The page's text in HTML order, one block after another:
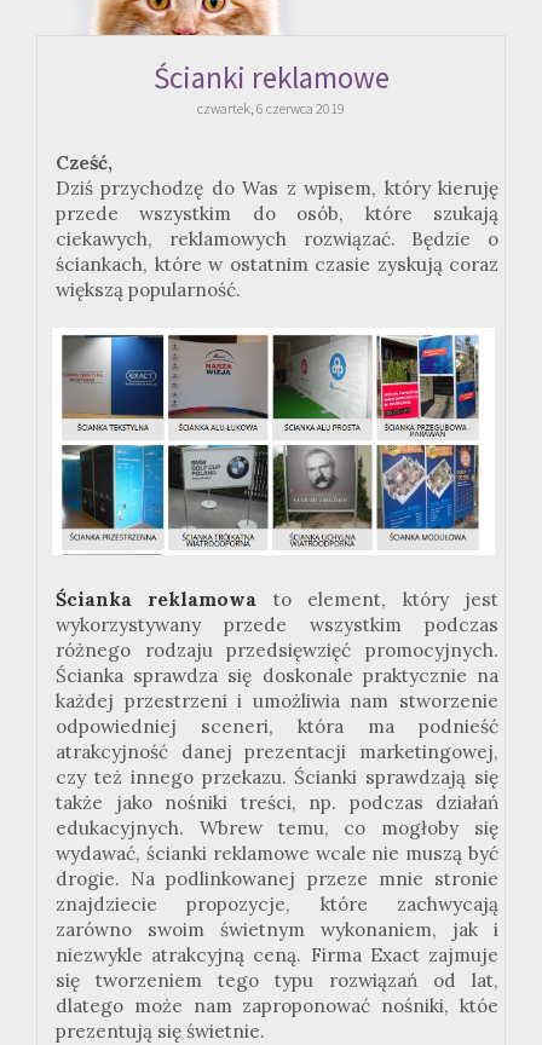
Ścianki reklamowe
czwartek, 6 czerwca 2019
Cześć,
Dziś przychodzę do Was z wpisem, który kieruję
przede wszystkim do osób, które szukają
ciekawych, reklamowych rozwiązać. Będzie o
ściankach, które w ostatnim czasie zyskują coraz
większą popularność.
Ścianka reklamowa to element, który jest
wykorzystywany przede wszystkim podczas
różnego rodzaju przedsięwzięć promocyjnych.
Ścianka sprawdza się doskonale praktycznie na
każdej przestrzeni i umożliwia nam stworzenie
odpowiedniej sceneri, która ma podnieść
atrakcyjność danej prezentacji marketingowej,
czy też innego przekazu. Ścianki sprawdzają się
także jako nośniki treści, np. podczas działań
edukacyjnych. Wbrew temu, co mogłoby się
wydawać, ścianki reklamowe wcale nie muszą być
drogie. Na podlinkowanej przeze mnie stronie
znajdziecie propozycje, które zachwycają
zarówno swoim świetnym wykonaniem, jak i
niezwykle atrakcyjną ceną. Firma Exact zajmuje
się tworzeniem tego typu rozwiązań od lat,
dlatego może nam zaproponować nośniki, któe
prezentują się świetnie.